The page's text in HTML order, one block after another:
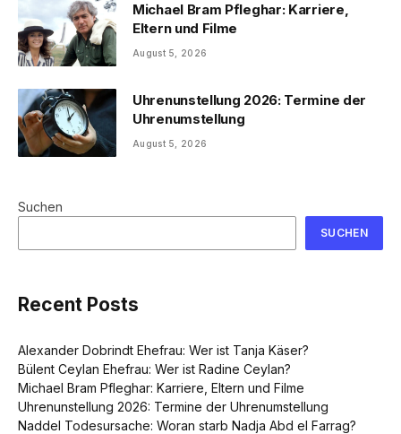
Michael Bram Pfleghar: Karriere,
Eltern und Filme
August 5, 2026
Uhrenunstellung 2026: Termine der
Uhrenumstellung
August 5, 2026
Suchen
SUCHEN
Recent Posts
Alexander Dobrindt Ehefrau: Wer ist Tanja Käser?
Bülent Ceylan Ehefrau: Wer ist Radine Ceylan?
Michael Bram Pfleghar: Karriere, Eltern und Filme
Uhrenunstellung 2026: Termine der Uhrenumstellung
Naddel Todesursache: Woran starb Nadja Abd el Farrag?